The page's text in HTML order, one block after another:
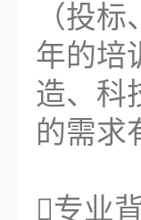
（投
年的培
造、科
的需求
专业